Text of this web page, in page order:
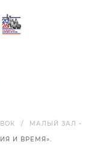
МАЛЫЙ ЗАЛ -
И ВРЕМЯ».